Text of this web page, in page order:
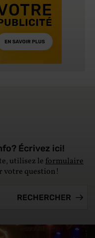
Écrivez ici!
utilisez leformulaire
votre question!